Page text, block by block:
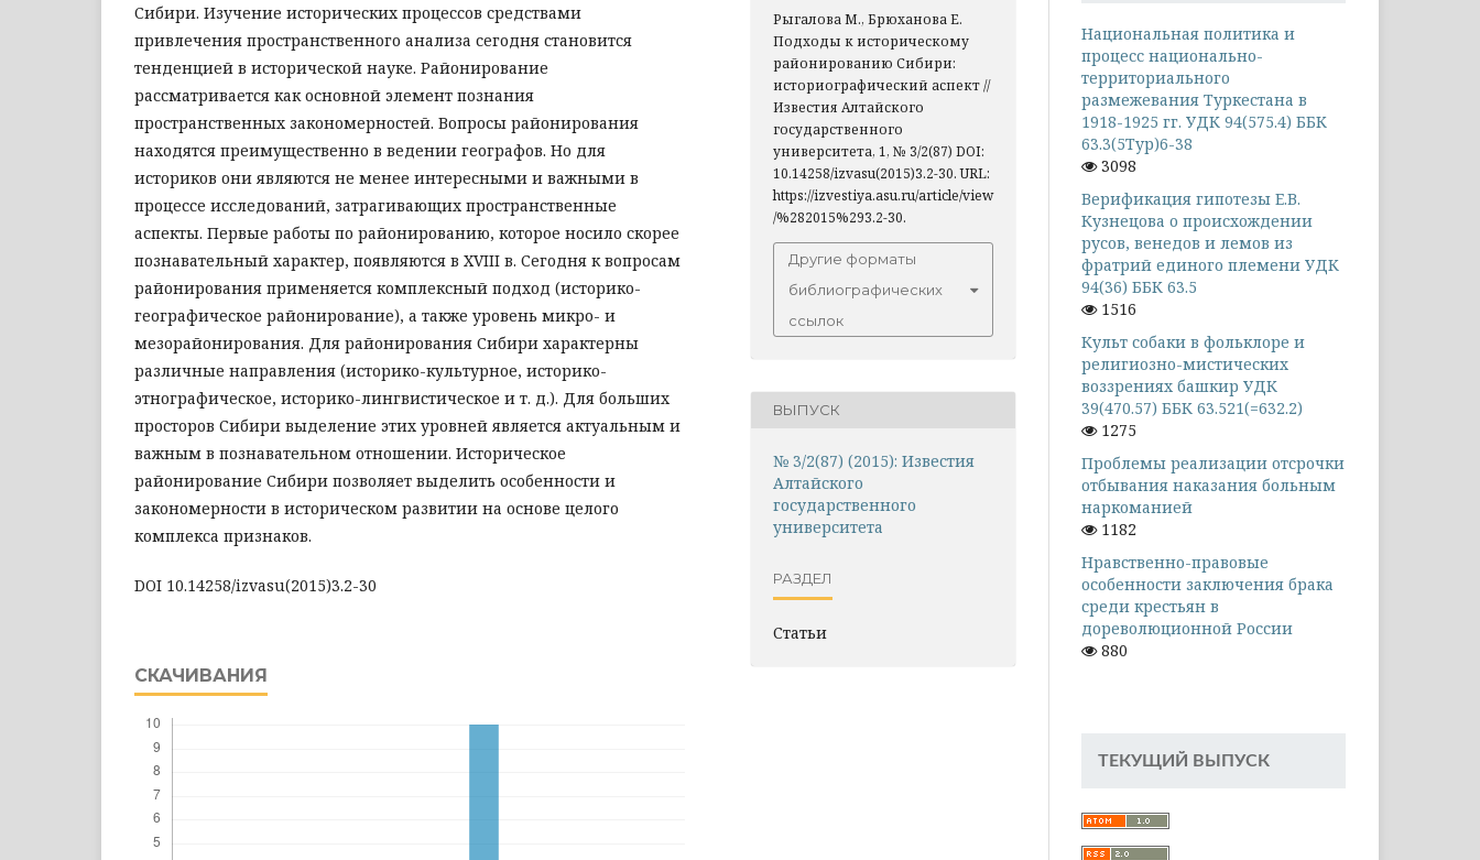
Сибири. Изучение исторических процессов средствами
привлечения пространственного анализа сегодня становится
тенденцией в исторической науке. Районирование
рассматривается как основной элемент познания
пространственных закономерностей. Вопросы районирования
находятся преимущественно в ведении географов. Но для
историков они являются не менее интересными и важными в
процессе исследований, затрагивающих пространственные
аспекты. Первые работы по районированию, которое носило скорее
познавательный характер, появляются в XVIII в. Сегодня к вопросам
районирования применяется комплексный подход (историко-
географическое районирование), а также уровень микро- и
мезорайонирования. Для районирования Сибири характерны
различные направления (историко-культурное, историко-
этнографическое, историко-лингвистическое и т. д.). Для больших
просторов Сибири выделение этих уровней является актуальным и
важным в познавательном отношении. Историческое
районирование Сибири позволяет выделить особенности и
закономерности в историческом развитии на основе целого
комплекса признаков.
DOI 10.14258/izvasu(2015)3.2-30
СКАЧИВАНИЯ
Рыгалова М., Брюханова Е.
Подходы к историческому
районированию Сибири:
историографический аспект //
Известия Алтайского
государственного
университета, 1, № 3/2(87) DOI:
10.14258/izvasu(2015)3.2-30. URL:
https://izvestiya.asu.ru/article/view
/%282015%293.2-30.
Другие форматы
библиографических
ссылок
ВЫПУСК
№ 3/2(87) (2015): Известия
Алтайского
государственного
университета
РАЗДЕЛ
Статьи
Национальная политика и
процесс национально-
территориального
размежевания Туркестана в
1918-1925 гг. УДК 94(575.4) ББК
63.3(5Тур)6-38
3098
Верификация гипотезы Е.В.
Кузнецова о происхождении
русов, венедов и лемов из
фратрий единого племени УДК
94(36) ББК 63.5
1516
Культ собаки в фольклоре и
религиозно-мистических
воззрениях башкир УДК
39(470.57) ББК 63.521(=632.2)
1275
Проблемы реализации отсрочки
отбывания наказания больным
наркоманией
1182
Нравственно-правовые
особенности заключения брака
среди крестьян в
дореволюционной России
880
ТЕКУЩИЙ ВЫПУСК